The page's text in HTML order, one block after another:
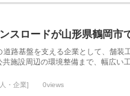
スロードが山形県鶴岡市
道路基盤を支える企業として、舗
共施設周辺の環境整備まで、幅広い
・企業] 0views